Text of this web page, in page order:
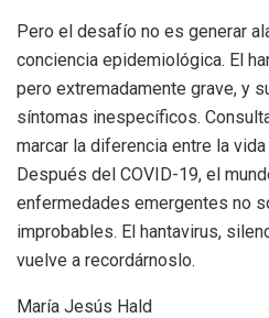
Pero el desafío no es generar
conciencia epidemiológica. El
pero extremadamente grave, y
síntomas inespecíficos.
marcar la diferencia entre la vida
Después del COVID-19, el
enfermedades emergentes no
improbables. El hantavirus,
vuelve a recordárnoslo.
María Jesús Hald